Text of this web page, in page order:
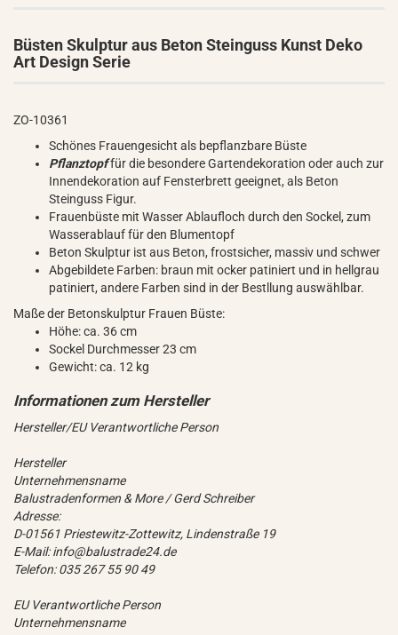
Büsten Skulptur aus Beton Steinguss Kunst Deko
Art Design Serie
ZO-10361
Schönes Frauengesicht als bepflanzbare Büste
Pflanztopffür die besondere Gartendekoration oder auch zur
Innendekoration auf Fensterbrett geeignet, als Beton
Steinguss Figur.
Frauenbüste mit Wasser Ablaufloch durch den Sockel, zum
Wasserablauf für den Blumentopf
Beton Skulptur ist aus Beton, frostsicher, massiv und schwer
Abgebildete Farben: braun mit ocker patiniert und in hellgrau
patiniert, andere Farben sind in der Bestllung auswählbar.
Maße der Betonskulptur Frauen Büste:
Höhe: ca. 36 cm
Sockel Durchmesser 23 cm
Gewicht: ca. 12 kg
Hersteller/EU Verantwortliche Person
Hersteller
Unternehmensname
Balustradenformen & More / Gerd Schreiber
Adresse:
D-01561 Priestewitz-Zottewitz, Lindenstraße 19
E-Mail: info@balustrade24.de
Telefon: 035 267 55 90 49
EU Verantwortliche Person
Unternehmensname